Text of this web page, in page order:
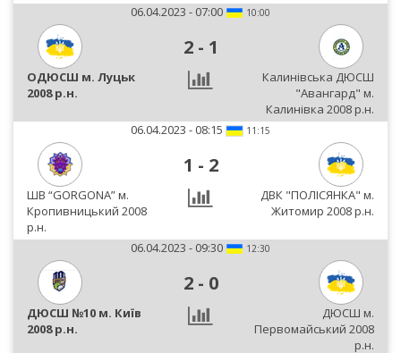
06.04.2023 - 07:00 10:00
2 - 1
ОДЮСШ м. Луцьк
2008 р.н.
Калинівська ДЮСШ
"Авангард" м.
Калинівка 2008 р.н.
06.04.2023 - 08:15
11:15
1 - 2
ШВ “GORGONA” м.
Кропивницький 2008
р.н.
ДВК "ПОЛІСЯНКА" м.
Житомир 2008 р.н.
06.04.2023 - 09:30 12:30
2 - 0
ДЮСШ №10 м. Київ
2008 р.н.
ДЮСШ м.
Первомайський 2008
р.н.